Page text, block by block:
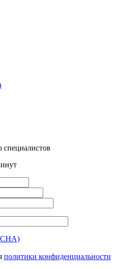
специалистов
политики конфиденциальности